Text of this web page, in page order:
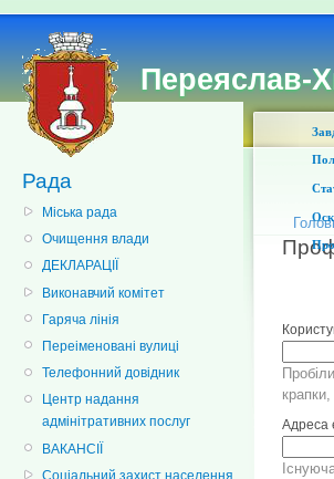
Переяслав-
Рада
Міська рада
Очищення влади
ДЕКЛАРАЦІЇ
Виконавчий комітет
Гаряча лінія
Переіменовані вулиці
Телефонний довідник
Центр надання
адмінітративних послуг
ВАКАНСІЇ
Соціальний захист населення
Про
Адреса